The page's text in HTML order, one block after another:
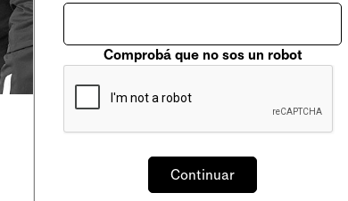
Comprobá que no sos un robot